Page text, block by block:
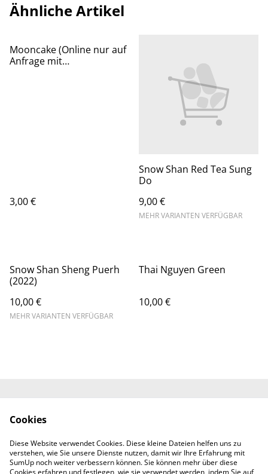
Ähnliche Artikel
Mooncake (Online nur auf
Anfrage mit
3,00 €
Snow Shan Red Tea Sung
Do
9,00 €
MEHR VARIANTEN VERFÜGBAR
Snow Shan Sheng Puerh
(2022)
10,00 €
MEHR VARIANTEN VERFÜGBAR
Thai Nguyen Green
10,00 €
ungen von SumUp
Impressum
Cookies
Diese Website verwendet Cookies. Diese kleine Dateien helfen uns zu
verstehen, wie Sie unsere Dienste nutzen, damit wir Ihre Erfahrung mit
SumUp noch weiter verbessern können. Sie können mehr über diese
Cookies erfahren und festlegen, wie sie verwendet werden, indem Sie auf